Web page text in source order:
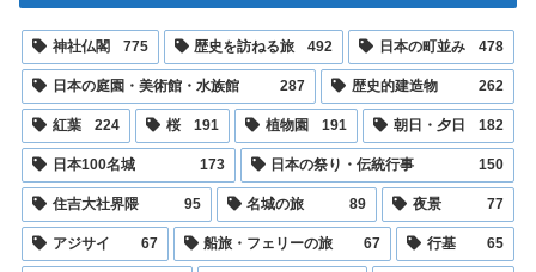
神社仏閣 775 歴史を訪ねる旅 492 日本の町並み 478
日本の庭園・美術館・水族館 287 歴史的建造物 262
紅葉 224 桜 191 植物園 191 朝日・夕日 182
日本100名城 173 日本の祭り・伝統行事 150
住吉大社界隈 95 名城の旅 89 夜景 77
アジサイ 67 船旅・フェリーの旅 67 行基 65